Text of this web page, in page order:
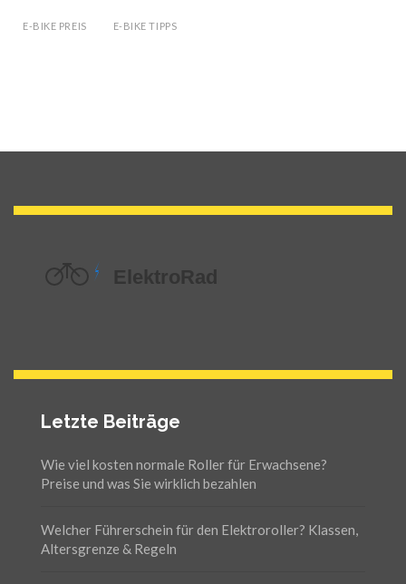
E-BIKE PREIS E-BIKE TIPPS
Letzte Beiträge
Wie viel kosten normale Roller für Erwachsene?
Preise und was Sie wirklich bezahlen
Welcher Führerschein für den Elektroroller? Klassen,
Altersgrenze & Regeln